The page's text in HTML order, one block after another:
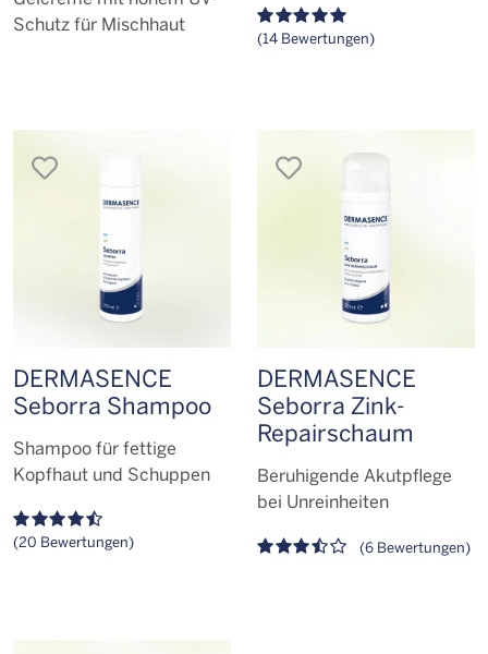
Schutz für Mischhaut
(14 Bewertungen)
merken
DERMASENCE
Seborra Shampoo
Shampoo für fettige
Kopfhaut und Schuppen
(20 Bewertungen)
merken
DERMASENCE
Seborra Zink-
Repairschaum
Beruhigende Akutpflege
bei Unreinheiten
(6 Bewertungen)